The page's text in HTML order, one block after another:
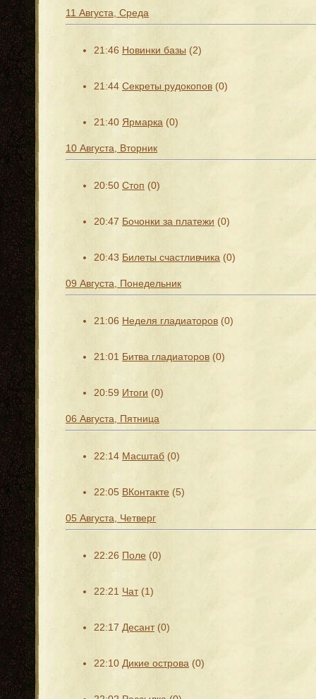
11 Августа, Среда
21:46 Новинки базы (2)
21:44 Секреты рудокопов (0)
21:40 Ярмарка (0)
10 Августа, Вторник
20:50 Стоп (0)
20:47 Бочонки за платежи (0)
20:43 Билеты счастливчика (0)
09 Августа, Понедельник
21:06 Неделя гладиаторов (0)
21:01 Битва гладиаторов (0)
20:59 Итоги (0)
06 Августа, Пятница
22:14 Масштаб (0)
22:05 ВКонтакте (5)
05 Августа, Четверг
22:26 Поле (0)
22:21 Чат (1)
22:17 Десант (0)
22:10 Дикие острова (0)